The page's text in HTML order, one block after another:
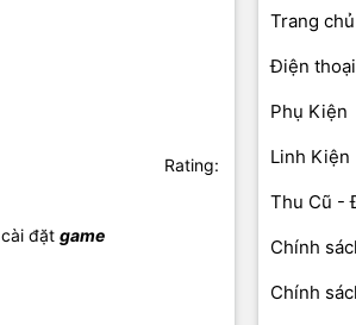
Rating:
cài đặt game
Trang chủ
Điện thoại
Phụ Kiện
Linh Kiện
Thu Cũ -
Chính
Chính